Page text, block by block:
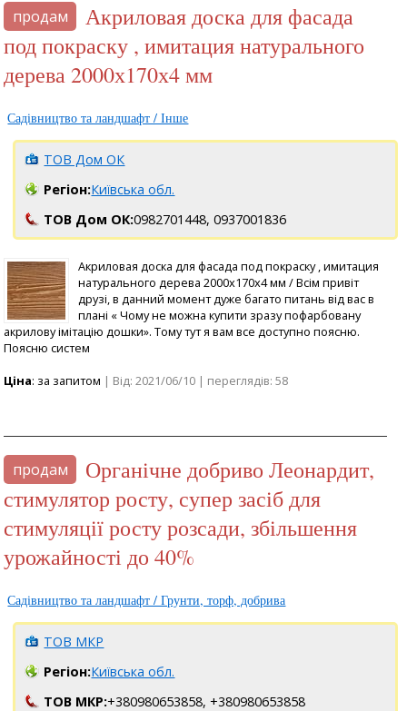
продам
Акриловая доска для фасада
под покраску , имитация натурального
дерева 2000х170х4 мм
Садівництво та ландшафт / Інше
ТОВ Дом ОК
Регіон:Київська обл.
ТОВ Дом ОК:0982701448, 0937001836
Акриловая доска для фасада под покраску , имитация
натурального дерева 2000х170х4 мм / Всім привіт
друзі, в данний момент дуже багато питань від вас в
плані « Чому не можна купити зразу пофарбовану
акрилову імітацію дошки». Тому тут я вам все доступно поясню.
Поясню систем
Ціна: за запитом | Від: 2021/06/10 | переглядів: 58
продам
Органічне добриво Леонардит,
стимулятор росту, супер засіб для
стимуляції росту розсади, збільшення
урожайності до 40%
Садівництво та ландшафт / Грунти, торф, добрива
ТОВ МКР
Регіон:Київська обл.
ТОВ МКР:+380980653858, +380980653858